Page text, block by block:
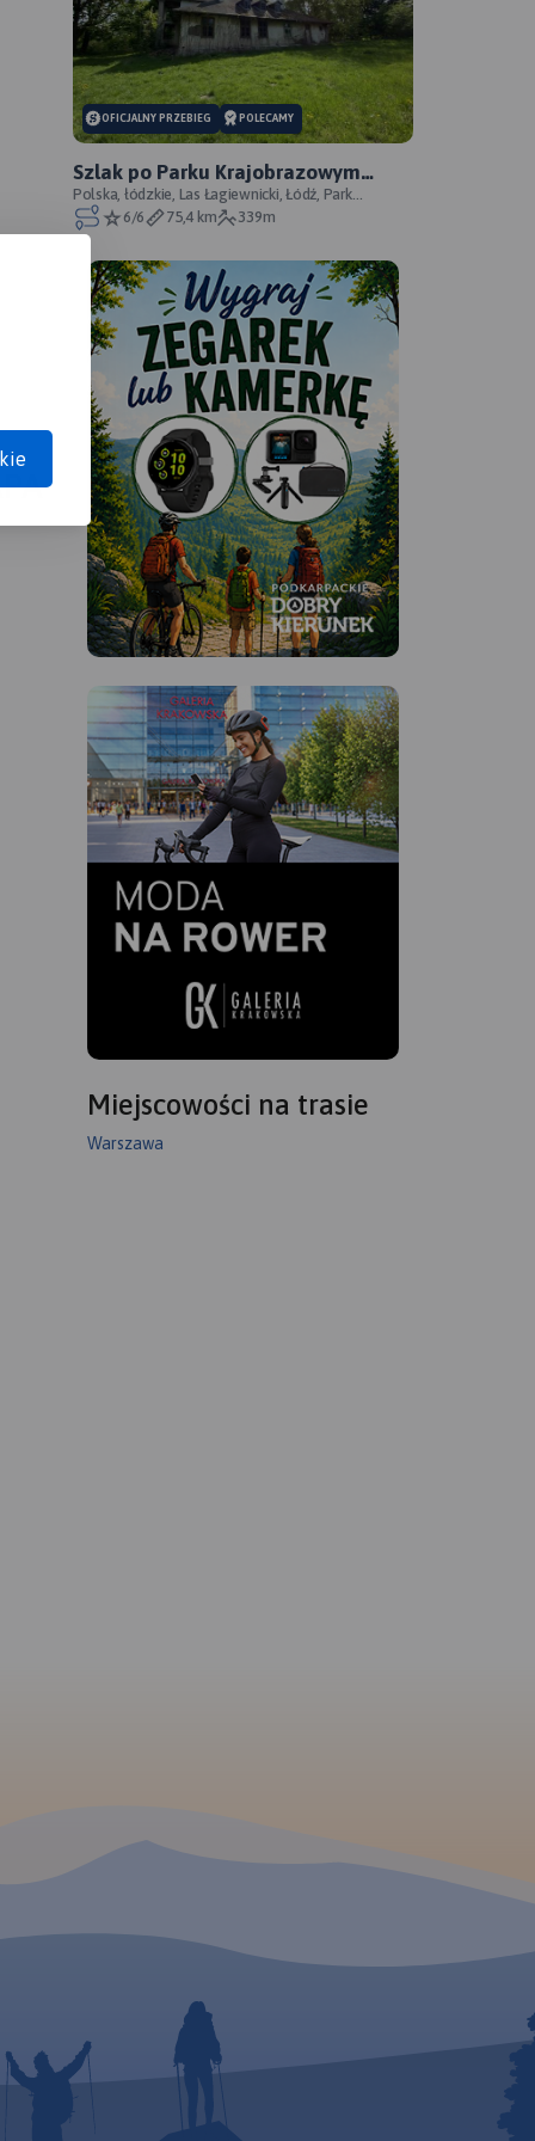
OFICJALNY PRZEBIEG POLECAMY
Szlak po Parku Krajobrazowym
Wzniesień Łódzkich - oficjalny
przebieg
Polska, łódzkie, Las Łagiewnicki, Łódź, Park
Krajobrazowy Wzniesień Łódzkich
6/6 75,4 km 339m
Miejscowości na trasie
Warszawa